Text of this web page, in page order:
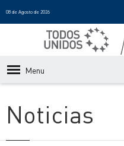
08 de Agosto de 2026
Menu
Noticias